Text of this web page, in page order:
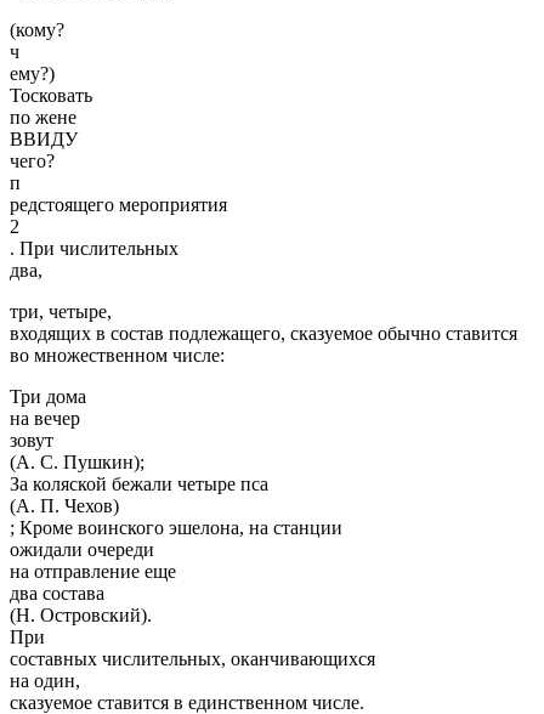
(кому?
ч
ему?)
Тосковать
по жене
ВВИДУ
чего?
п
редстоящего мероприятия
2
. При числительных
два,
три, четыре,
входящих в состав подлежащего, сказуемое обычно ставится
во множественном числе:
Три дома
на вечер
зовут
(А. С. Пушкин);
За коляской бежали четыре пса
(А. П. Чехов)
; Кроме воинского эшелона, на станции
ожидали оче­реди
на отправление еще
два состава
(Н. Островский).
При
составных числительных, оканчивающихся
на один,
сказуемое ставится в единственном числе.